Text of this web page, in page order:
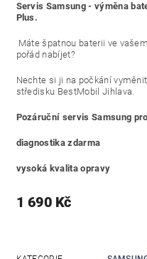
Servis Samsung - výměna
Plus.
Máte špatnou baterii ve
pořád nabíjet?
Nechte si ji na počkání
středisku BestMobil Jihlava.
Pozáruční servis Samsung
diagnostika zdarma
vysoká kvalita opravy
1 690 Kč